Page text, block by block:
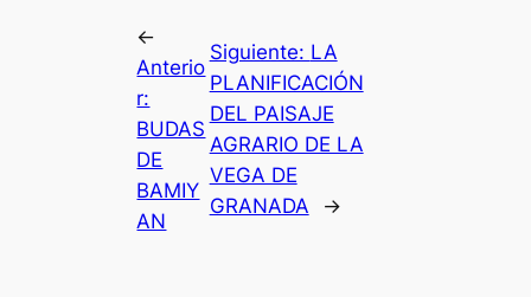
←
Anterio
r:
BUDAS
DE
BAMIY
AN
Siguiente: LA
PLANIFICACIÓN
DEL PAISAJE
AGRARIO DE LA
VEGA DE
GRANADA
→